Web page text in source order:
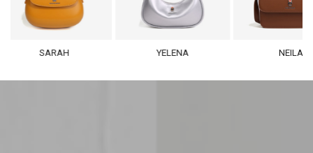
SARAH YELENA NEILA